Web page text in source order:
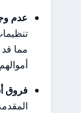
عدم
مما
فروق